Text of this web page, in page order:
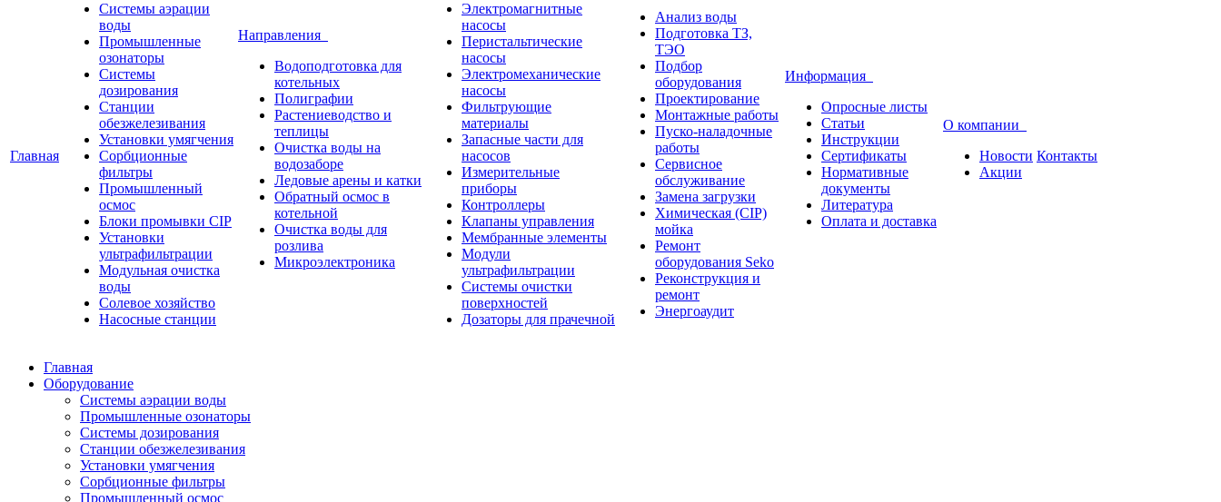
Главная
Системы аэрации
воды
Промышленные
озонаторы
Системы
дозирования
Станции
обезжелезивания
Установки умягчения
Сорбционные
фильтры
Промышленный
осмос
Блоки промывки CIP
Установки
ультрафильтрации
Модульная очистка
воды
Солевое хозяйство
Насосные станции
Направления
Водоподготовка для
котельных
Полиграфии
Растениеводство и
теплицы
Очистка воды на
водозаборе
Ледовые арены и катки
Обратный осмос в
котельной
Очистка воды для
розлива
Микроэлектроника
Электромагнитные
насосы
Перистальтические
насосы
Электромеханические
насосы
Фильтрующие
материалы
Запасные части для
насосов
Измерительные
приборы
Контроллеры
Клапаны управления
Мембранные элементы
Модули
ультрафильтрации
Системы очистки
поверхностей
Дозаторы для прачечной
Анализ воды
Подготовка ТЗ,
ТЭО
Подбор
оборудования
Проектирование
Монтажные работы
Пуско-наладочные
работы
Сервисное
обслуживание
Замена загрузки
Химическая (CIP)
мойка
Ремонт
оборудования Seko
Реконструкция и
ремонт
Энергоаудит
Информация
Опросные листы
Статьи
Инструкции
Сертификаты
Нормативные
документы
Литература
Оплата и доставка
О компании
Новости
Акции
Контакты
Главная
Оборудование
Системы аэрации воды
Промышленные озонаторы
Системы дозирования
Станции обезжелезивания
Установки умягчения
Сорбционные фильтры
Промышленный осмос